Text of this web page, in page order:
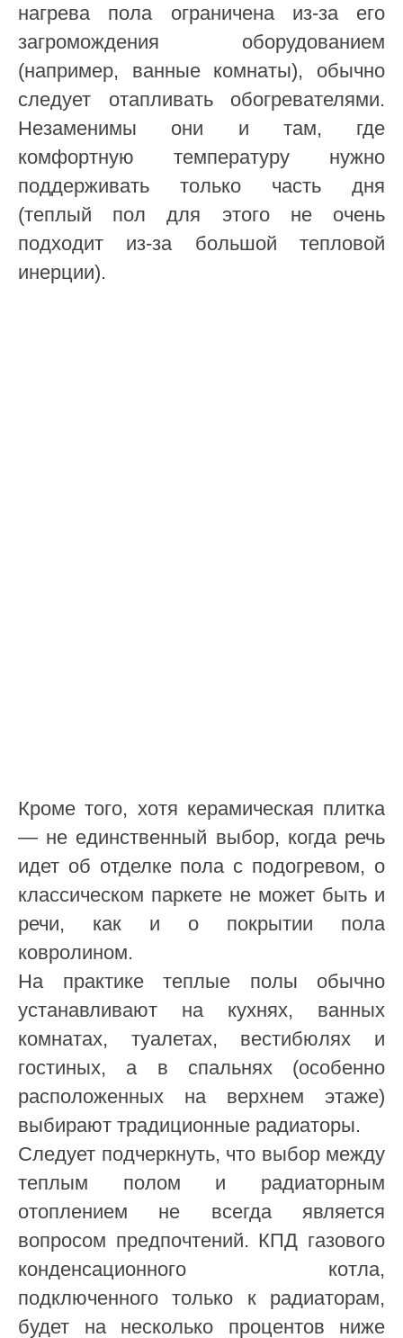
нагрева пола ограничена из-за его
загромождения оборудованием
(например, ванные комнаты), обычно
следует отапливать обогревателями.
Незаменимы они и там, где
комфортную температуру нужно
поддерживать только часть дня
(теплый пол для этого не очень
подходит из-за большой тепловой
инерции).
Кроме того, хотя керамическая плитка
— не единственный выбор, когда речь
идет об отделке пола с подогревом, о
классическом паркете не может быть и
речи, как и о покрытии пола
ковролином.
На практике теплые полы обычно
устанавливают на кухнях, ванных
комнатах, туалетах, вестибюлях и
гостиных, а в спальнях (особенно
расположенных на верхнем этаже)
выбирают традиционные радиаторы.
Следует подчеркнуть, что выбор между
теплым полом и радиаторным
отоплением не всегда является
вопросом предпочтений. КПД газового
конденсационного котла,
подключенного только к радиаторам,
будет на несколько процентов ниже